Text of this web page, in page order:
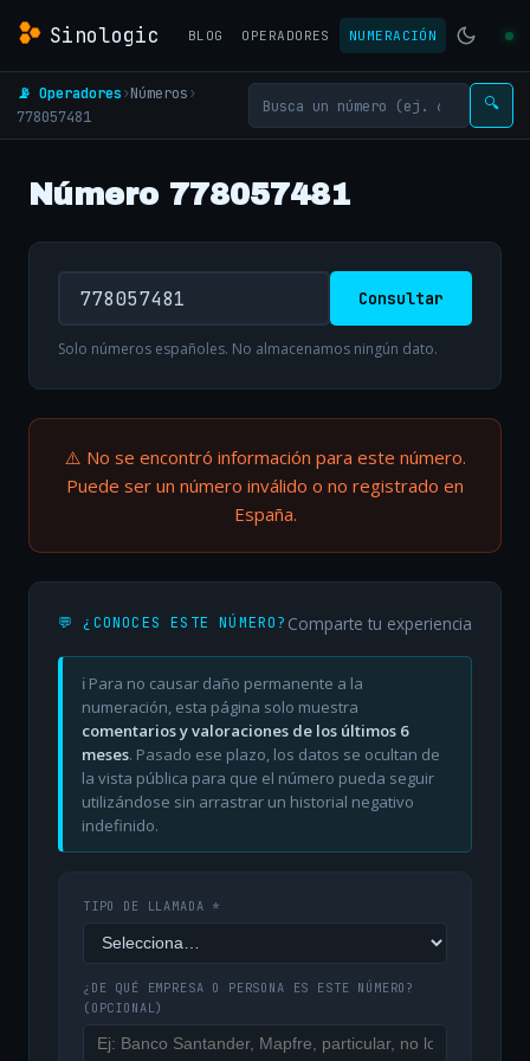
Sinologic BLOG OPERADORES NUMERACIÓN
📡 Operadores›Números›
778057481
🔍
Número 778057481
Consultar
Solo números españoles. No almacenamos ningún dato.
⚠️ No se encontró información para este número.
Puede ser un número inválido o no registrado en
España.
💬 ¿CONOCES ESTE NÚMERO? Comparte tu experiencia
ℹ️ Para no causar daño permanente a la
numeración, esta página solo muestra
comentarios y valoraciones de los últimos 6
meses. Pasado ese plazo, los datos se ocultan de
la vista pública para que el número pueda seguir
utilizándose sin arrastrar un historial negativo
indefinido.
TIPO DE LLAMADA *
¿DE QUÉ EMPRESA O PERSONA ES ESTE NÚMERO?
(OPCIONAL)